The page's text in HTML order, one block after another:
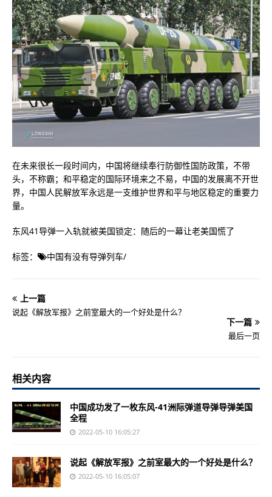
在未来很长一段时间内，中国将继续奉行防御性国防政策，不带
头，不称霸；和平稳定的国际环境来之​​不易，中国的发展离不开世
界，中国人民解放军永远是一支维护世界和平与地区稳定的重要力
量。
东风41导弹一入轨就被美国锁定：随后的一幕让老美国慌了
标签： 中国有没有导弹列车/
上一篇
说起《解放军报》之前室最大的一个好处是什么？
下一篇
最后一页
相关内容
中国成功发了一枚东风-41洲际弹道导弹导弹美国
全程
2022-05-10 16:05:27
说起《解放军报》之前室最大的一个好处是什么？
2022-05-10 16:05:07